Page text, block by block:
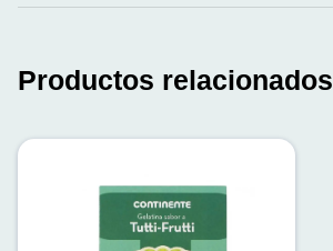
Productos relacionados